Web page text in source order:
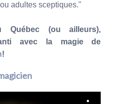
adultes sceptiques."
Québec (ou ailleurs),
avec la magie de
!